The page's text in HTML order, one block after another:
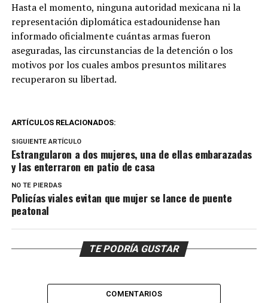
Hasta el momento, ninguna autoridad mexicana ni la
representación diplomática estadounidense han
informado oficialmente cuántas armas fueron
aseguradas, las circunstancias de la detención o los
motivos por los cuales ambos presuntos militares
recuperaron su libertad.
ARTÍCULOS RELACIONADOS:
SIGUIENTE ARTÍCULO
Estrangularon a dos mujeres, una de ellas embarazadas
y las enterraron en patio de casa
NO TE PIERDAS
Policías viales evitan que mujer se lance de puente
peatonal
TE PODRÍA GUSTAR
COMENTARIOS